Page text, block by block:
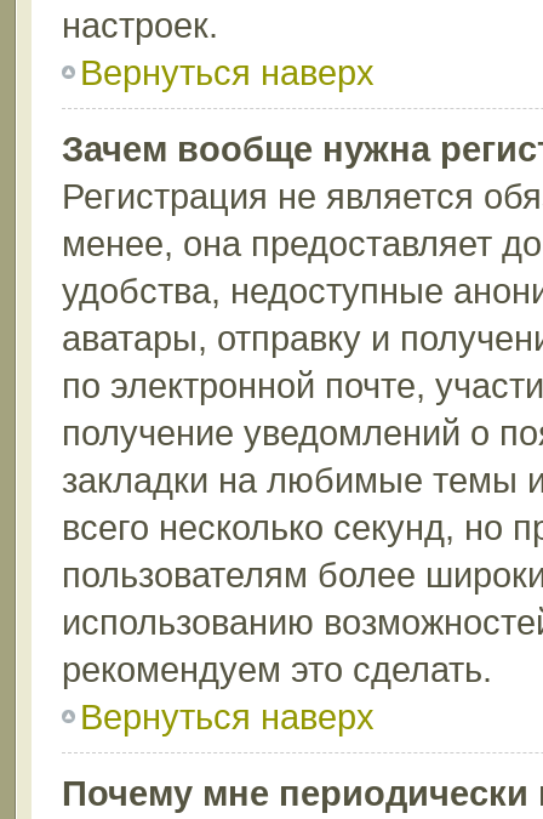
настроек.
Вернуться наверх
Зачем вообще нужна
Регистрация не является
менее, она предоставляет
удобства, недоступные
аватары, отправку и
по электронной почте,
получение уведомлений о
закладки на любимые темы
всего несколько секунд, но
пользователям более
использованию
рекомендуем это сделать.
Вернуться наверх
Почему мне